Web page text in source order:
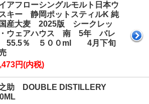
アフローシングルモルト日本ウ
キー 静岡ポットスティルK 純
産大麦 2025版 シークレッ
・ウェアハウス 南 5年 バレ
55.5％ ５００ml 4月下旬
円(内税)
助 DOUBLE DISTILLERY